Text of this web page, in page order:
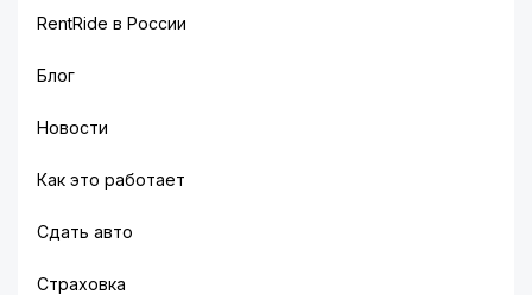
RentRide в России
Блог
Новости
Как это работает
Сдать авто
Страховка